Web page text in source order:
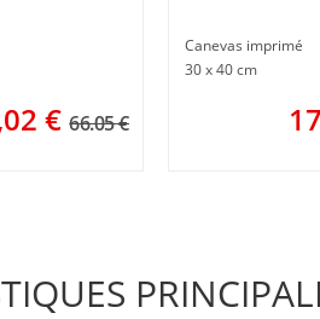
€ 66.05 €
Canevas imprimé
30 x 40 cm